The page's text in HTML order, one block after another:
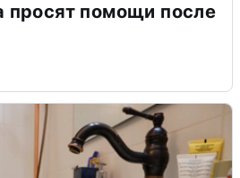
просят помощи после